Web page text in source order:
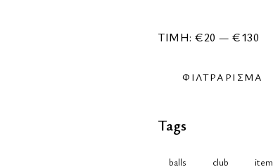
ΦΙΛΤΡΆΡΙΣΜΑ
ΤΙΜΉ:€20 —€130
Tags
balls club item